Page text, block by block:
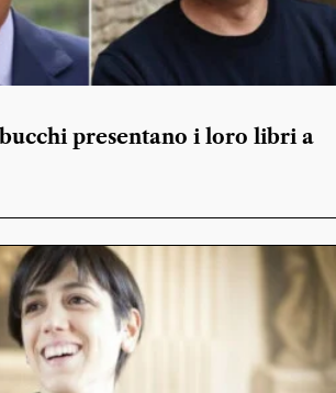
presentano i loro libri a